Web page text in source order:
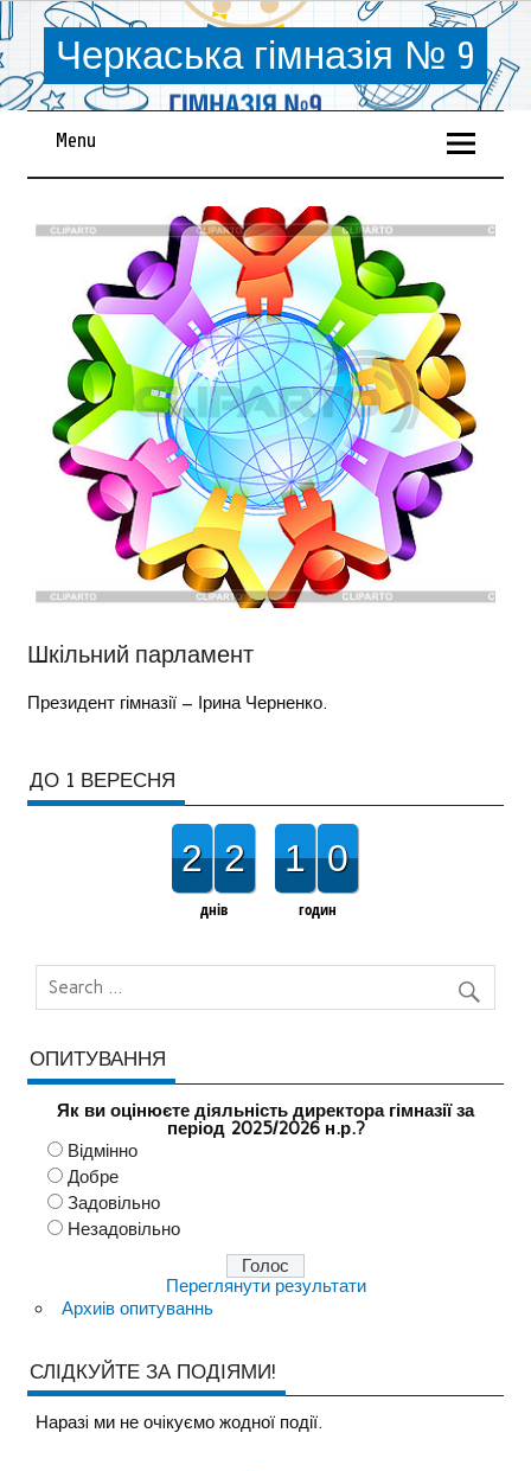
Черкаська гімназія № 9
Menu
Шкільний парламент
Президент гімназії – Ірина Черненко.
ДО 1 ВЕРЕСНЯ
2 2
днів
1 0
годин
ОПИТУВАННЯ
Як ви оцінюєте діяльність директора гімназії за
період 2025/2026 н.р.?
Відмінно
Добре
Задовільно
Незадовільно
Переглянути результати
Архиів опитуваннь
СЛІДКУЙТЕ ЗА ПОДІЯМИ!
Наразi ми не очiкуємо жодної події.